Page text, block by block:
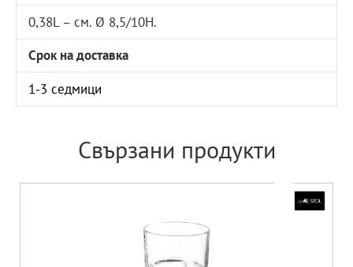
0,38L – см. Ø 8,5/10H.
Срок на доставка
1-3 седмици
Свързани продукти